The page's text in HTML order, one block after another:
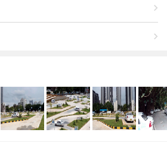
花园式驾校。 三、教练资质：具有三
迎实地观摩，免费体验后再报名。
二）—路考（科三）—安全文明考试
时练车，5小时模拟（中途不收取任何
36个学时练车，5小时模拟（中途不收
元​ （以上费用包含运管信息中心学习